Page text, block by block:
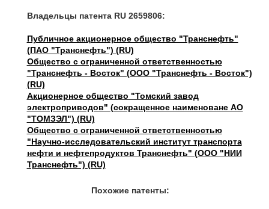
Владельцы патента RU 2659806:
Публичное акционерное общество "Транснефть"
(ПАО "Транснефть") (RU)
Общество с ограниченной ответственностью
"Транснефть - Восток" (ООО "Транснефть - Восток")
(RU)
Акционерное общество "Томский завод
электроприводов" (сокращенное наименоване АО
"ТОМЗЭЛ") (RU)
Общество с ограниченной ответственностью
"Научно-исследовательский институт транспорта
нефти и нефтепродуктов Транснефть" (ООО "НИИ
Транснефть") (RU)
Похожие патенты: